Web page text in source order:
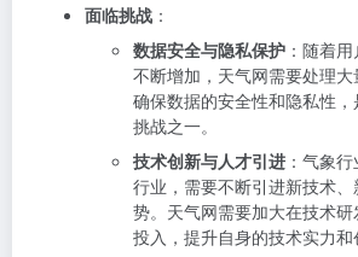
面临挑战 ：
数据安全与隐私保护 ：随着
不断增加，天气网需要处理
确保数据的安全性和隐私性
挑战之一。
技术创新与人才引进 ：气象
行业，需要不断引进新技术
势。天气网需要加大在技术
投入，提升自身的技术实力和